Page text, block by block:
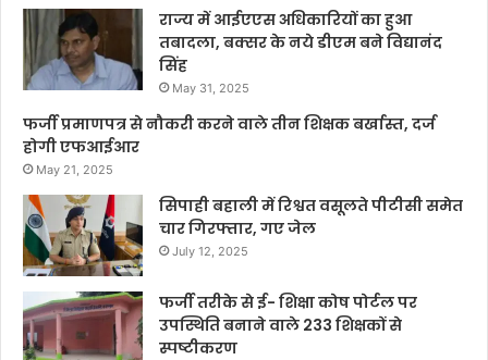
राज्य में आईएएस अधिकारियों का हुआ
तबादला, बक्सर के नये डीएम बने विद्यानंद
सिंह
May 31, 2025
फर्जी प्रमाणपत्र से नौकरी करने वाले तीन शिक्षक बर्खास्त, दर्ज
होगी एफआईआर
May 21, 2025
सिपाही बहाली में रिश्वत वसूलते पीटीसी समेत
चार गिरफ्तार, गए जेल
July 12, 2025
फर्जी तरीके से ई- शिक्षा कोष पोर्टल पर
उपस्थिति बनाने वाले 233 शिक्षकों से
स्पष्टीकरण